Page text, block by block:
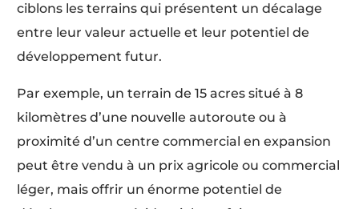
ciblons les terrains qui présentent un décalage
entre leur valeur actuelle et leur potentiel de
développement futur.
Par exemple, un terrain de 15 acres situé à 8
kilomètres d’une nouvelle autoroute ou à
proximité d’un centre commercial en expansion
peut être vendu à un prix agricole ou commercial
léger, mais offrir un énorme potentiel de